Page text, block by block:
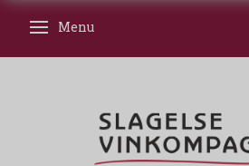
Skifte navigation
Menu